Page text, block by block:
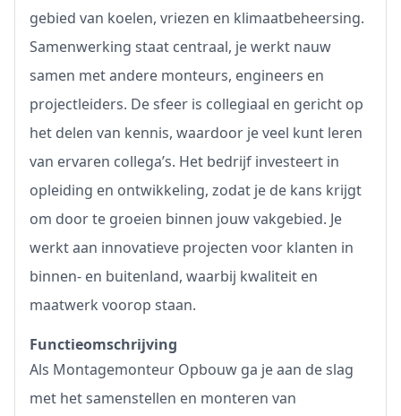
gebied van koelen, vriezen en klimaatbeheersing.
Samenwerking staat centraal, je werkt nauw
samen met andere monteurs, engineers en
projectleiders. De sfeer is collegiaal en gericht op
het delen van kennis, waardoor je veel kunt leren
van ervaren collega’s. Het bedrijf investeert in
opleiding en ontwikkeling, zodat je de kans krijgt
om door te groeien binnen jouw vakgebied. Je
werkt aan innovatieve projecten voor klanten in
binnen- en buitenland, waarbij kwaliteit en
maatwerk voorop staan.
Functieomschrijving
Als Montagemonteur Opbouw ga je aan de slag
met het samenstellen en monteren van